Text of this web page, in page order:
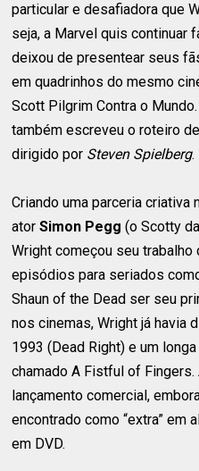
particular e desafiadora que
seja, a Marvel quis continuar
deixou de presentear seus
em quadrinhos do mesmo
Scott Pilgrim Contra o
também escreveu o roteiro
dirigido por Steven Spielberg.
Criando uma parceria
atorSimon Pegg(o Scotty
Wright começou seu trabalho
episódios para seriados
Shaun of the Dead ser seu
nos cinemas, Wright já havia
1993 (Dead Right) e um
chamado A Fistful of
lançamento comercial,
encontrado como “extra” em
em DVD.